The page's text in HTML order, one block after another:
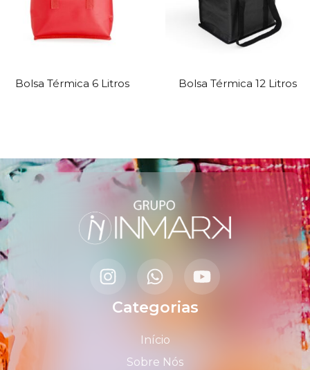
Bolsa Térmica 6 Litros Bolsa Térmica 12 Litros
Categorias
Início
Sobre Nós